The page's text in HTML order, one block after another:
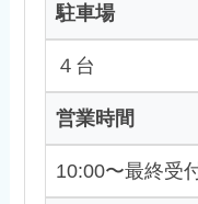
駐車場
４台
営業時間
10:00〜最終受